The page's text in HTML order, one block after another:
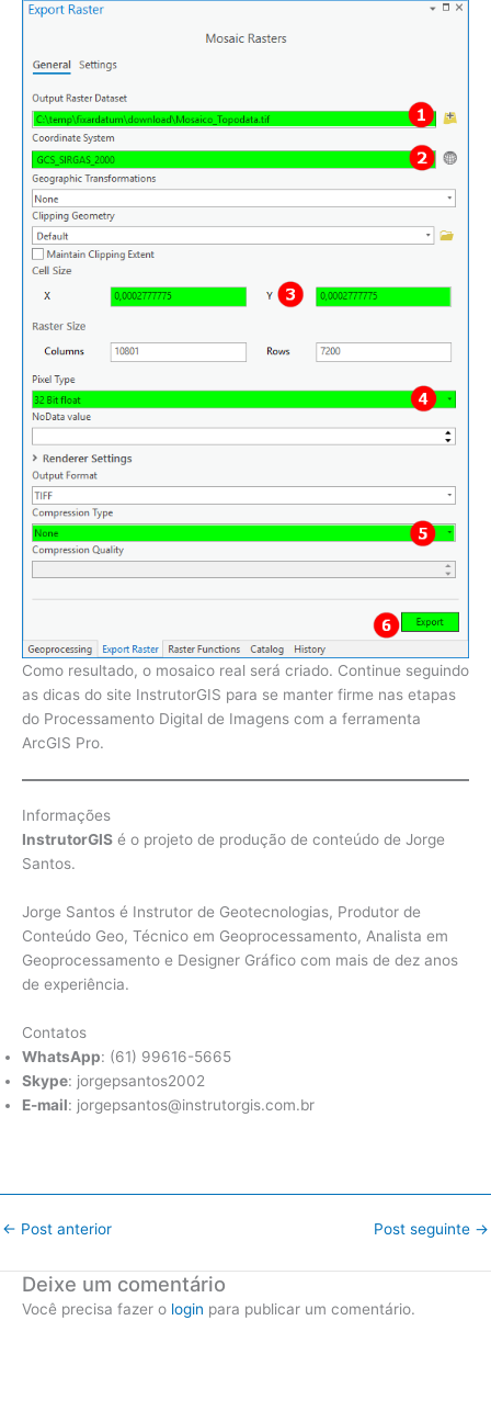
Como resultado, o mosaico real será criado. Continue seguindo
as dicas do site InstrutorGIS para se manter firme nas etapas
do Processamento Digital de Imagens com a ferramenta
ArcGIS Pro.
Informações
InstrutorGIS é o projeto de produção de conteúdo de Jorge
Santos.
Jorge Santos é Instrutor de Geotecnologias, Produtor de
Conteúdo Geo, Técnico em Geoprocessamento, Analista em
Geoprocessamento e Designer Gráfico com mais de dez anos
de experiência.
Contatos
WhatsApp: (61) 99616-5665
Skype: jorgepsantos2002
E-mail: jorgepsantos@instrutorgis.com.br
← Post anterior Post seguinte →
Deixe um comentário
Você precisa fazer o login para publicar um comentário.